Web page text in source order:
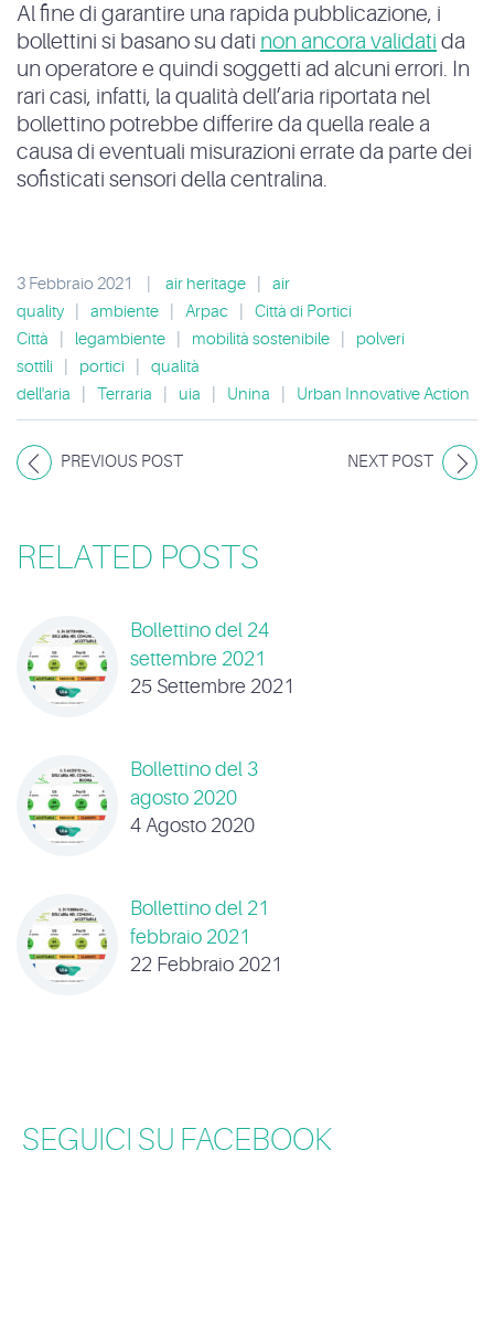
Al fine di garantire una rapida pubblicazione, i
bollettini si basano su dati non ancora validati da
un operatore e quindi soggetti ad alcuni errori. In
rari casi, infatti, la qualità dell’aria riportata nel
bollettino potrebbe differire da quella reale a
causa di eventuali misurazioni errate da parte dei
sofisticati sensori della centralina.
3 Febbraio 2021 air heritage
air
quality
ambiente Arpac
Città di Portici
Città
legambiente mobilità sostenibile
polveri
sottili
portici
qualità
dell'aria
Terraria uia Unina Urban Innovative Action
PREVIOUS POST NEXT POST
RELATED POSTS
Bollettino del 24
settembre 2021
25 Settembre 2021
Bollettino del 3
agosto 2020
4 Agosto 2020
Bollettino del 21
febbraio 2021
22 Febbraio 2021
SEGUICI SU FACEBOOK